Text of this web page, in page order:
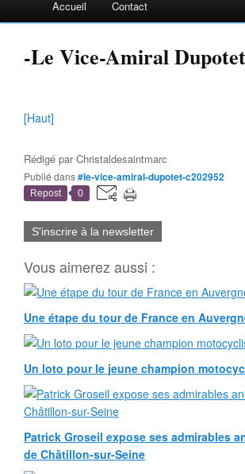
Accueil Contact
-Le Vice-Amiral Dupotet
[Haut]
Rédigé parChristaldesaintmarc
Publié dans#le-vice-amiral-dupotet-c202952
Repost 0
S'inscrire à la newsletter
Vous aimerez aussi :
Une étape du tour de France en
Un loto pour le jeune champion
Patrick Groseil expose ses admirables
de Châtillon-sur-Seine